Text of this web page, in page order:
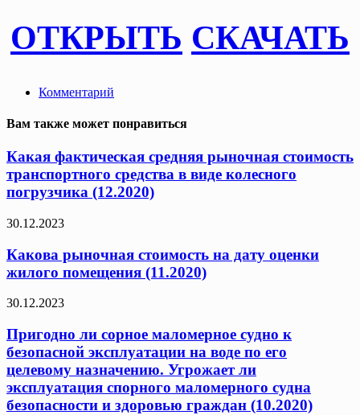
ОТКРЫТЬ СКАЧАТЬ
Комментарий
Вам также может понравиться
Какая фактическая средняя рыночная стоимость
транспортного средства в виде колесного
погрузчика (12.2020)
30.12.2023
Какова рыночная стоимость на дату оценки
жилого помещения (11.2020)
30.12.2023
Пригодно ли сорное маломерное судно к
безопасной эксплуатации на воде по его
целевому назначению. Угрожает ли
эксплуатация спорного маломерного судна
безопасности и здоровью граждан (10.2020)